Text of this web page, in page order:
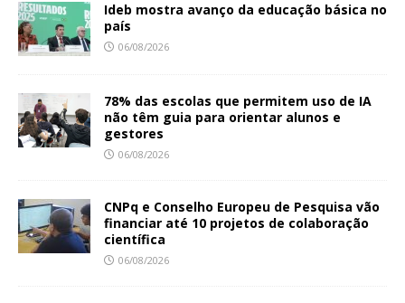
Ideb mostra avanço da educação básica no
país
06/08/2026
78% das escolas que permitem uso de IA
não têm guia para orientar alunos e
gestores
06/08/2026
CNPq e Conselho Europeu de Pesquisa vão
financiar até 10 projetos de colaboração
científica
06/08/2026